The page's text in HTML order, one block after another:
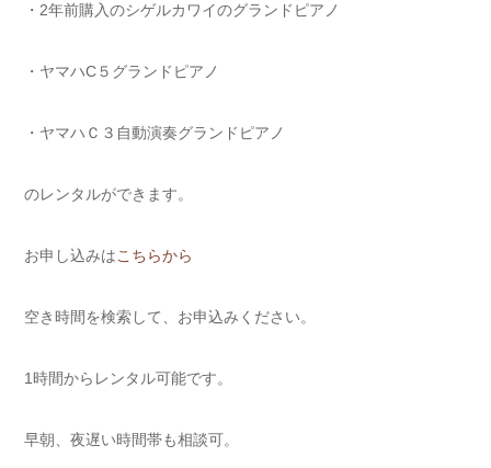
・2年前購入のシゲルカワイのグランドピアノ
・ヤマハC５グランドピアノ
・ヤマハＣ３自動演奏グランドピアノ
のレンタルができます。
お申し込みはこちらから
空き時間を検索して、お申込みください。
1時間からレンタル可能です。
早朝、夜遅い時間帯も相談可。